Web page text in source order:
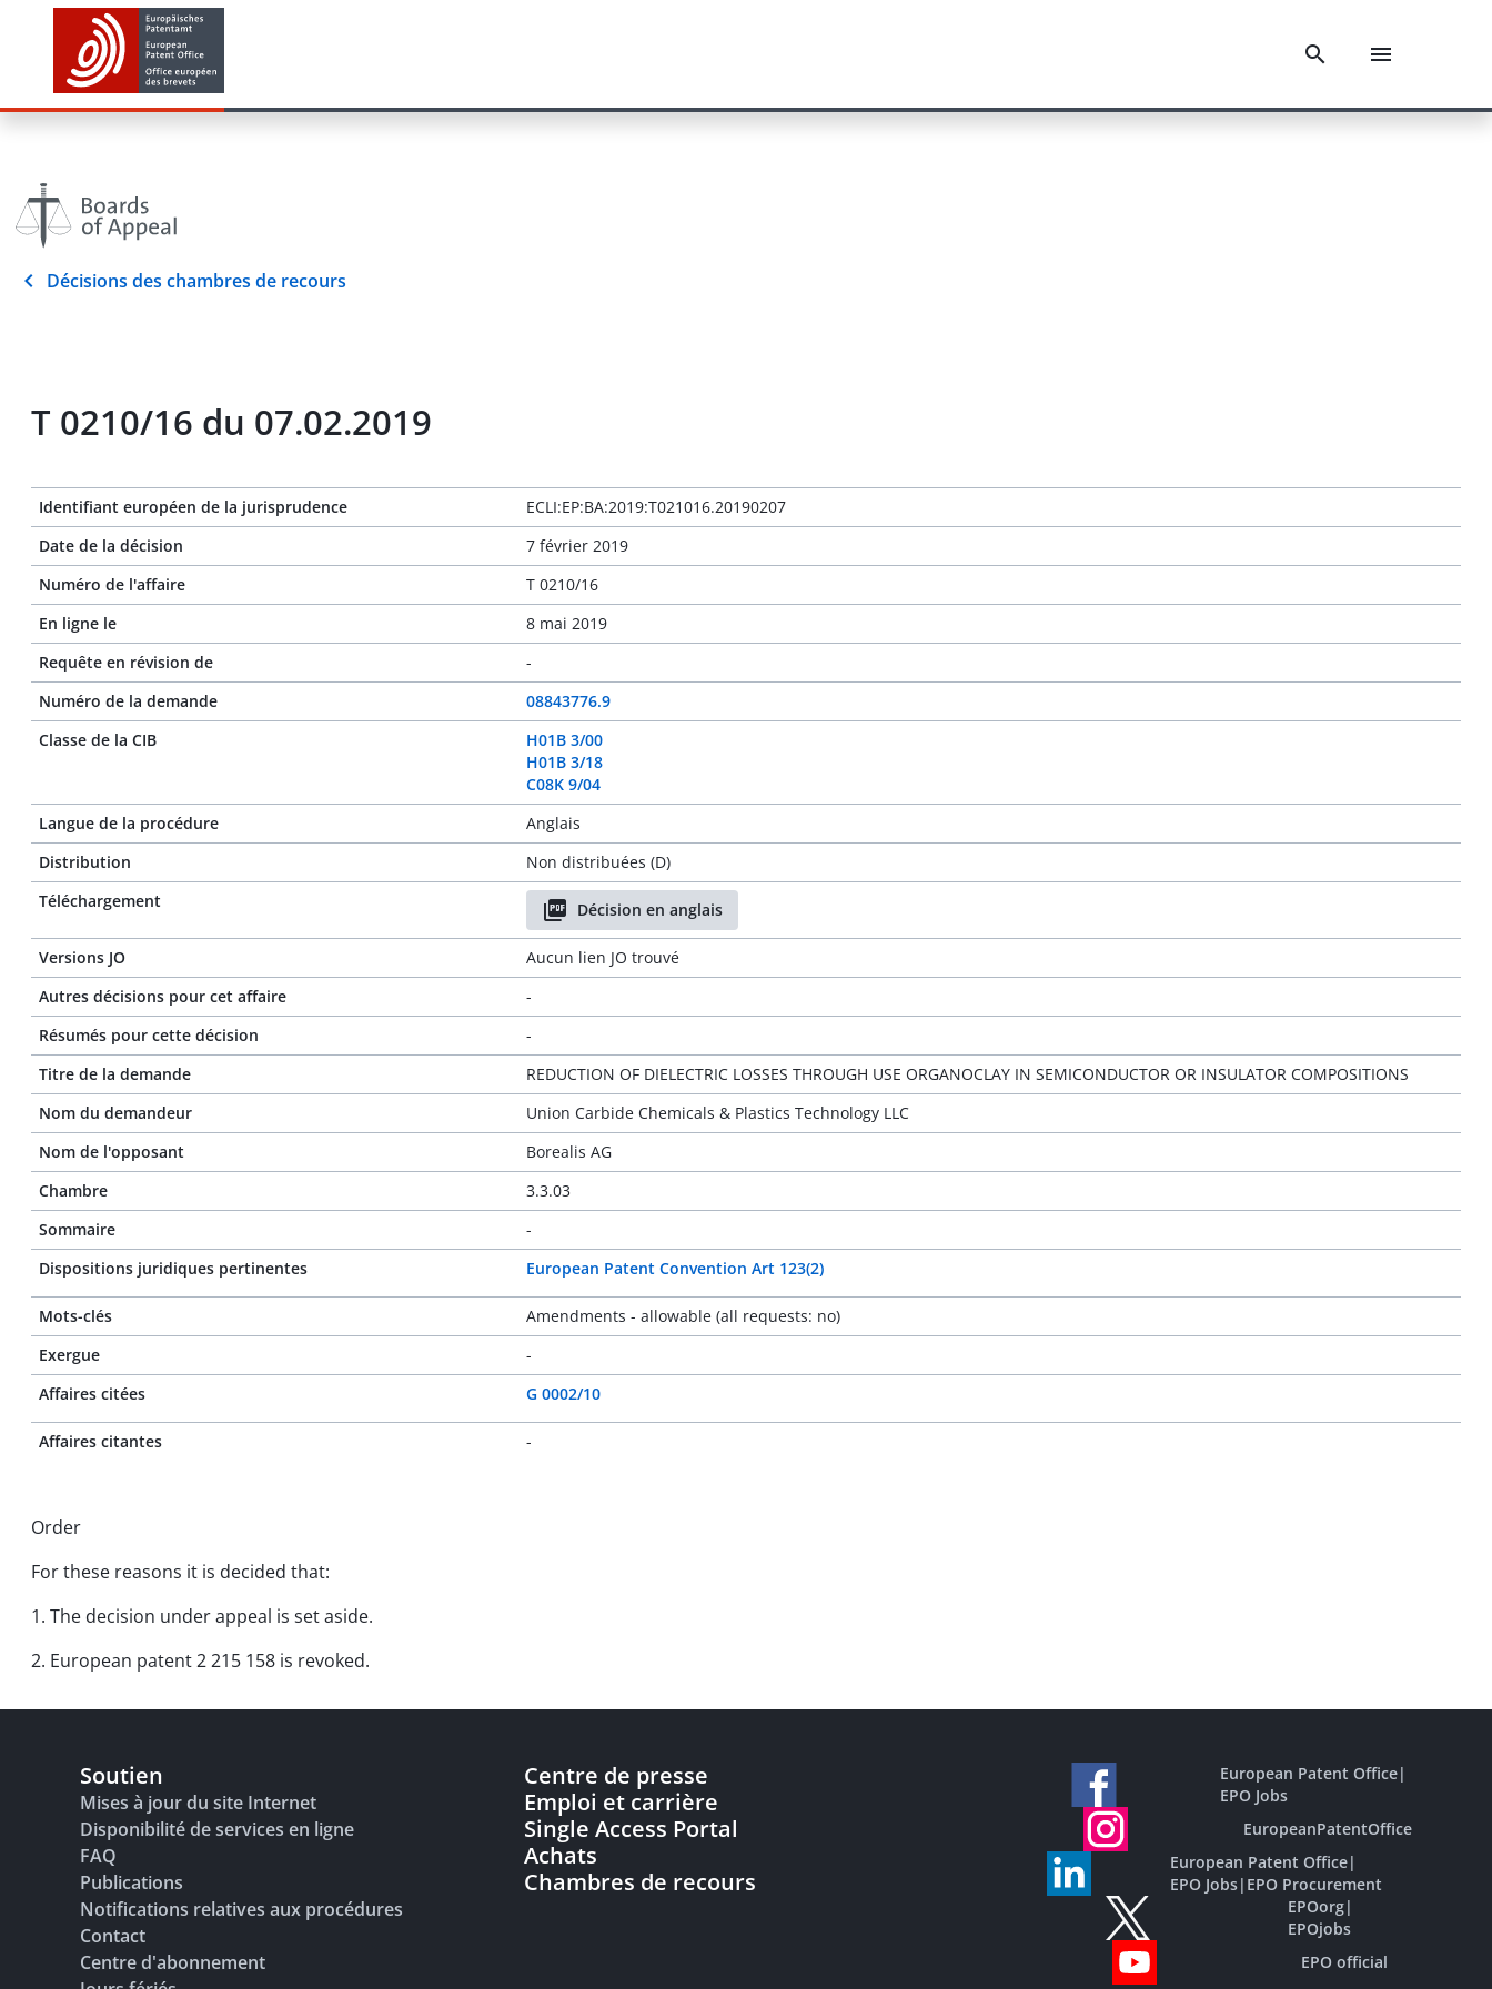
Décisions des chambres de recours
T 0210/16 du 07.02.2019
Identifiant européen de la jurisprudence
ECLI:EP:BA:2019:T021016.20190207
Date de la décision
7 février 2019
Numéro de l'affaire
T 0210/16
En ligne le
8 mai 2019
Requête en révision de
-
Numéro de la demande
08843776.9
Classe de la CIB
H01B 3/00
H01B 3/18
C08K 9/04
Langue de la procédure
Anglais
Distribution
Non distribuées (D)
Téléchargement
Décision en anglais
Versions JO
Aucun lien JO trouvé
Autres décisions pour cet affaire
-
Résumés pour cette décision
-
Titre de la demande
REDUCTION OF DIELECTRIC LOSSES THROUGH USE ORGANOCLAY IN SEMICONDUCTOR OR INSULATOR COMPOSITIONS
Nom du demandeur
Union Carbide Chemicals & Plastics Technology LLC
Nom de l'opposant
Borealis AG
Chambre
3.3.03
Sommaire
-
Dispositions juridiques pertinentes
European Patent Convention Art 123(2)
Mots-clés
Amendments - allowable (all requests: no)
Exergue
-
Affaires citées
G 0002/10
Affaires citantes -
Order
For these reasons it is decided that:
1. The decision under appeal is set aside.
2. European patent 2 215 158 is revoked.
Soutien
Mises à jour du site Internet
Disponibilité de services en ligne
FAQ
Publications
Notifications relatives aux procédures
Contact
Centre d'abonnement
Centre de presse
Emploi et carrière
Single Access Portal
Achats
Chambres de recours
European Patent Office|
EPO Jobs
EuropeanPatentOffice
European Patent Office|
EPO Jobs| EPO Procurement
EPOorg|
EPOjobs
EPO official